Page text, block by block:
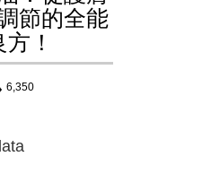
節的全能
方！
6,350